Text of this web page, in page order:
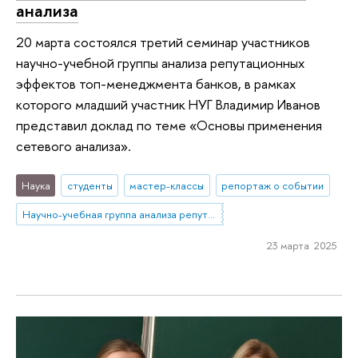
анализа
20 марта состоялся третий семинар участников
научно-учебной группы анализа репутационных
эффектов топ-менеджмента банков, в рамках
которого младший участник НУГ Владимир Иванов
представил доклад по теме «Основы применения
сетевого анализа».
Наука студенты мастер-классы
репортаж о событии
Научно-учебная группа анализа репутационных эффектов топ-менеджмента банков
23 марта 2025